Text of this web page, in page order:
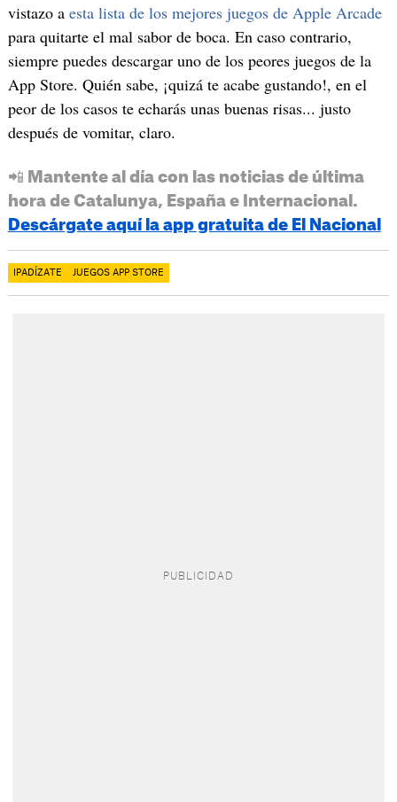
vistazo a esta lista de los mejores juegos de Apple Arcade
para quitarte el mal sabor de boca. En caso contrario,
siempre puedes descargar uno de los peores juegos de la
App Store. Quién sabe, ¡quizá te acabe gustando!, en el
peor de los casos te echarás unas buenas risas... justo
después de vomitar, claro.
📲 Mantente al día con las noticias de última
hora de Catalunya, España e Internacional.
Descárgate aquí la app gratuita de El Nacional
IPADÍZATE JUEGOS APP STORE